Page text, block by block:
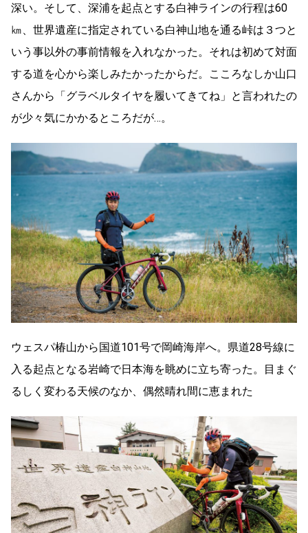
深い。そして、深浦を起点とする白神ラインの行程は60
㎞、世界遺産に指定されている白神山地を通る峠は３つと
いう事以外の事前情報を入れなかった。それは初めて対面
する道を心から楽しみたかったからだ。こころなしか山口
さんから「グラベルタイヤを履いてきてね」と言われたの
が少々気にかかるところだが…。
ウェスパ椿山から国道101号で岡崎海岸へ。県道28号線に
入る起点となる岩崎で日本海を眺めに立ち寄った。目まぐ
るしく変わる天候のなか、偶然晴れ間に恵まれた